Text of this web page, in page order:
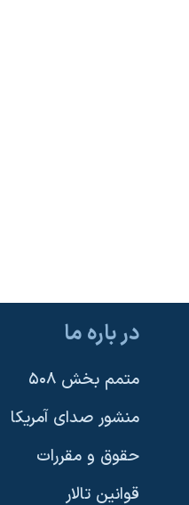
در باره ما
متمم بخش ۵۰۸
منشور صدای آمریکا
حقوق و مقررات
قوانین تالار